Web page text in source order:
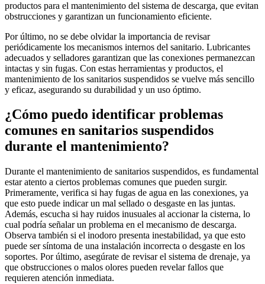
productos para el mantenimiento del sistema de descarga, que evitan
obstrucciones y garantizan un funcionamiento eficiente.
Por último, no se debe olvidar la importancia de revisar
periódicamente los mecanismos internos del sanitario. Lubricantes
adecuados y selladores garantizan que las conexiones permanezcan
intactas y sin fugas. Con estas herramientas y productos, el
mantenimiento de los sanitarios suspendidos se vuelve más sencillo
y eficaz, asegurando su durabilidad y un uso óptimo.
¿Cómo puedo identificar problemas
comunes en sanitarios suspendidos
durante el mantenimiento?
Durante el mantenimiento de sanitarios suspendidos, es fundamental
estar atento a ciertos problemas comunes que pueden surgir.
Primeramente, verifica si hay fugas de agua en las conexiones, ya
que esto puede indicar un mal sellado o desgaste en las juntas.
Además, escucha si hay ruidos inusuales al accionar la cisterna, lo
cual podría señalar un problema en el mecanismo de descarga.
Observa también si el inodoro presenta inestabilidad, ya que esto
puede ser síntoma de una instalación incorrecta o desgaste en los
soportes. Por último, asegúrate de revisar el sistema de drenaje, ya
que obstrucciones o malos olores pueden revelar fallos que
requieren atención inmediata.